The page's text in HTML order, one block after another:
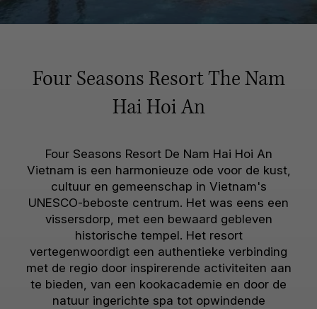
Four Seasons Resort The Nam
Hai Hoi An
Four Seasons Resort De Nam Hai Hoi An
Vietnam is een harmonieuze ode voor de kust,
cultuur en gemeenschap in Vietnam's
UNESCO-beboste centrum. Het was eens een
vissersdorp, met een bewaard gebleven
historische tempel. Het resort
vertegenwoordigt een authentieke verbinding
met de regio door inspirerende activiteiten aan
te bieden, van een kookacademie en door de
natuur ingerichte spa tot opwindende